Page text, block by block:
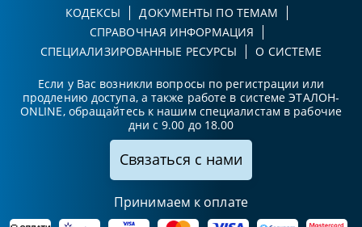
КОДЕКСЫ
ДОКУМЕНТЫ ПО ТЕМАМ
СПРАВОЧНАЯ ИНФОРМАЦИЯ
СПЕЦИАЛИЗИРОВАННЫЕ РЕСУРСЫ
О СИСТЕМЕ
Если у Вас возникли вопросы по регистрации или
продлению доступа, а также работе в системе ЭТАЛОН-
ONLINE, обращайтесь к нашим специалистам в рабочие
дни с 9.00 до 18.00
Связаться с нами
Принимаем к оплате